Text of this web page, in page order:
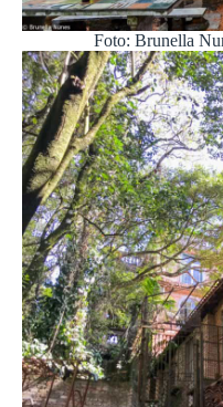
Foto: Brunella